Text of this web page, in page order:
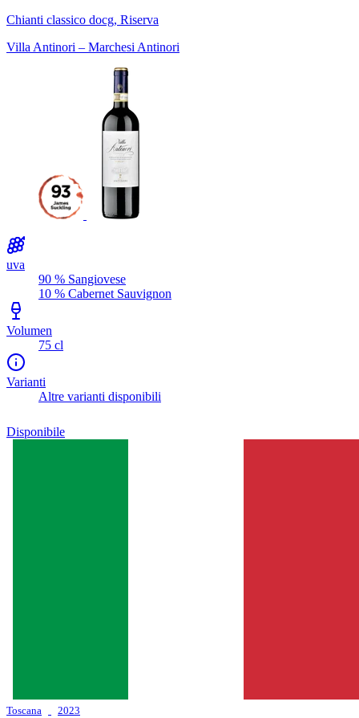
Chianti classico docg, Riserva
Villa Antinori – Marchesi Antinori
uva
90 % Sangiovese
10 % Cabernet Sauvignon
Volumen
75 cl
Varianti
Altre varianti disponibili
Disponibile
Toscana 2023